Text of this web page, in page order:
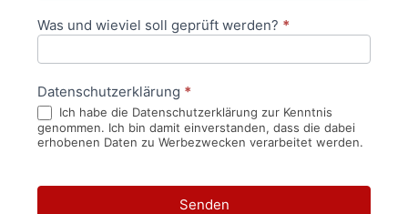
Was und wieviel soll geprüft werden? *
Datenschutzerklärung *
Ich habe die Datenschutzerklärung zur Kenntnis
genommen. Ich bin damit einverstanden, dass die dabei
erhobenen Daten zu Werbezwecken verarbeitet werden.
Senden